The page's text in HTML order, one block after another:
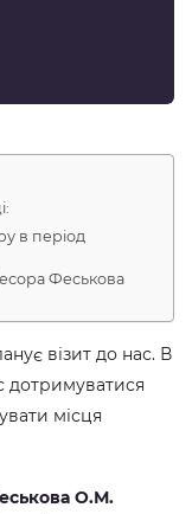
в період
Феськова
візит до нас. В
дотримуватися
місця
О.М.